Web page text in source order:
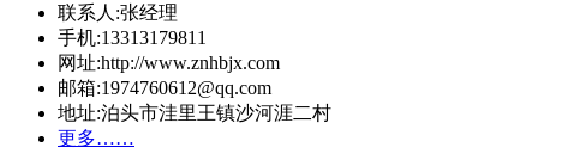
联系人:张经理
手机:13313179811
网址:http://www.znhbjx.com
邮箱:1974760612@qq.com
地址:泊头市洼里王镇沙河涯二村
更多……